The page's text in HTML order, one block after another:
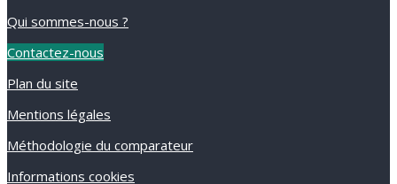
Qui sommes-nous ?
Contactez-nous
Plan du site
Mentions légales
Méthodologie du comparateur
Informations cookies